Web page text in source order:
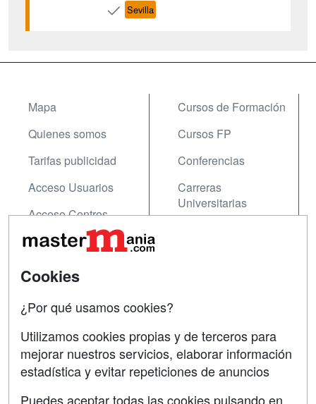
Sevilla
Mapa
Quienes somos
Tarifas publicidad
Acceso Usuarios
Acceso Centros
Cursos de Formación
Cursos FP
Conferencias
Carreras
Universitarias
Contactar
Copyleft
Cookies
¿Por qué usamos cookies?
Utilizamos cookies propias y de terceros para
mejorar nuestros servicios, elaborar información
estadística y evitar repeticiones de anuncios
Puedes aceptar todas las cookies pulsando en